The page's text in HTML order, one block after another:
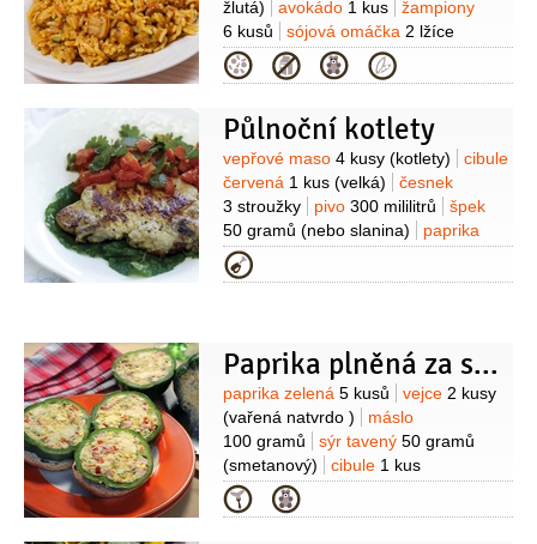
žlutá)
avokádo 1 kus
žampiony
6 kusů
sójová omáčka 2 lžíce
(Shoyu)
koření kari2 lžičky
jablečný2 lžičky šťáva citronová(z 1
Kategorie
Půlnoční kotlety
Suroviny
vepřové maso 4 kusy (kotlety)
cibule
červená 1 kus (velká)
česnek
3 stroužky
pivo 300 mililitrů
špek
50 gramů (nebo slanina)
paprika
kapie
)
pepř
Kategorie
Paprika plněná za studena
Suroviny
paprika zelená 5 kusů vejce 2 kusy
(vařená natvrdo )
máslo
100 gramů
sýr tavený 50 gramů
(smetanový)
cibule 1 kus
(malá)
paprika kapie
(sterilovaná)
salám měkký
Kategorie